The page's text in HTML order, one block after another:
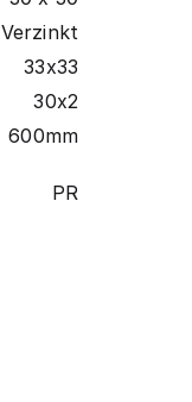
Verzinkt
33x33
30x2
600mm
PR